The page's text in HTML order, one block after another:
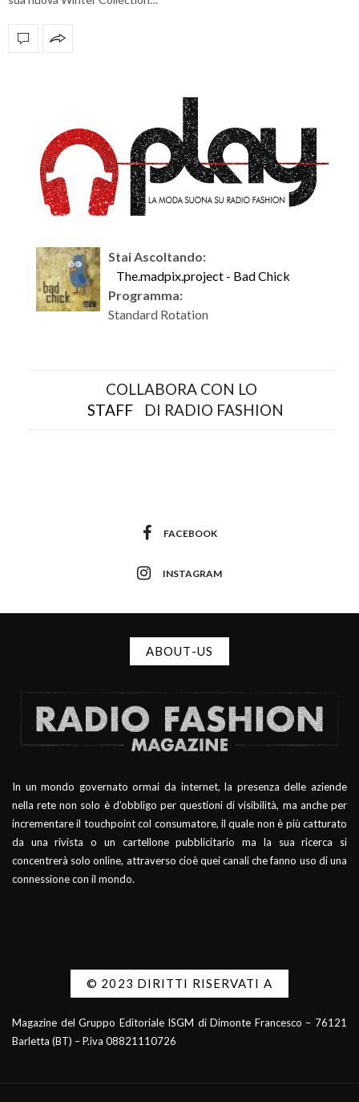
Stai Ascoltando:
The.madpix.project - Bad Chick
Programma:
Standard Rotation
COLLABORA CON LO
STAFF
DI RADIO FASHION
FACEBOOK
INSTAGRAM
ABOUT-US
In un mondo governato ormai da internet, la presenza delle aziende
nella rete non solo è d’obbligo per questioni di visibilità, ma anche per
incrementare il touchpoint col consumatore, il quale non è più catturato
da una rivista o un cartellone pubblicitario ma la sua ricerca si
concentrerà solo online, attraverso cioè quei canali che fanno uso di una
connessione con il mondo.
© 2023 DIRITTI RISERVATI A
Magazine del Gruppo Editoriale ISGM di Dimonte Francesco – 76121
Barletta (BT) – P.iva 08821110726